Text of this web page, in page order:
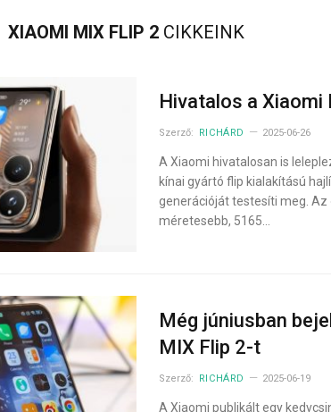
XIAOMI MIX FLIP 2 CIKKEINK
Hivatalos a Xiaomi
Szerző: RICHÁRD 2025-06-26
A Xiaomi hivatalosan is
kínai gyártó flip kialakítású
generációját testesíti meg.
méretesebb, 5165…
Még júniusban
MIX Flip 2-t
Szerző: RICHÁRD 2025-06-19
A Xiaomi publikált egy